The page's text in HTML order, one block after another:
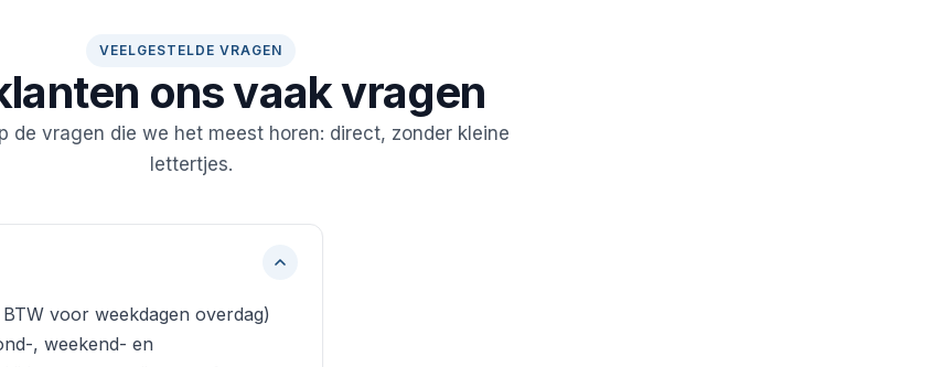
VEELGESTELDE VRAGEN
ons vaak vragen
de vragen die we het meest horen: direct, zonder kleine
lettertjes.
voor weekdagen overdag)
, weekend- en